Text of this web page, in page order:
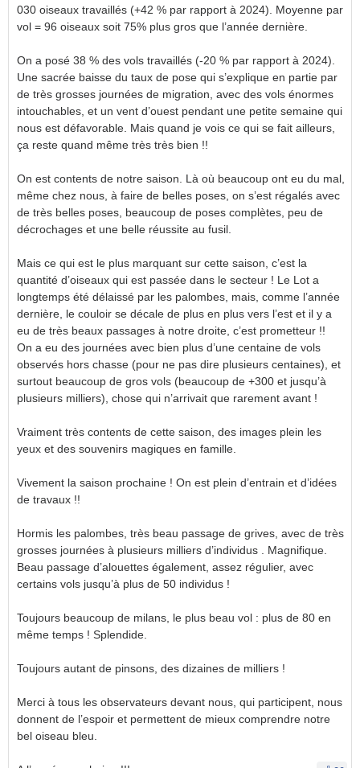
030 oiseaux travaillés (+42 % par rapport à 2024). Moyenne par
vol = 96 oiseaux soit 75% plus gros que l’année dernière.
On a posé 38 % des vols travaillés (-20 % par rapport à 2024).
Une sacrée baisse du taux de pose qui s’explique en partie par
de très grosses journées de migration, avec des vols énormes
intouchables, et un vent d’ouest pendant une petite semaine qui
nous est défavorable. Mais quand je vois ce qui se fait ailleurs,
ça reste quand même très très bien !!
On est contents de notre saison. Là où beaucoup ont eu du mal,
même chez nous, à faire de belles poses, on s’est régalés avec
de très belles poses, beaucoup de poses complètes, peu de
décrochages et une belle réussite au fusil.
Mais ce qui est le plus marquant sur cette saison, c’est la
quantité d’oiseaux qui est passée dans le secteur ! Le Lot a
longtemps été délaissé par les palombes, mais, comme l’année
dernière, le couloir se décale de plus en plus vers l’est et il y a
eu de très beaux passages à notre droite, c’est prometteur !!
On a eu des journées avec bien plus d’une centaine de vols
observés hors chasse (pour ne pas dire plusieurs centaines), et
surtout beaucoup de gros vols (beaucoup de +300 et jusqu’à
plusieurs milliers), chose qui n’arrivait que rarement avant !
Vraiment très contents de cette saison, des images plein les
yeux et des souvenirs magiques en famille.
Vivement la saison prochaine ! On est plein d’entrain et d’idées
de travaux !!
Hormis les palombes, très beau passage de grives, avec de très
grosses journées à plusieurs milliers d’individus . Magnifique.
Beau passage d’alouettes également, assez régulier, avec
certains vols jusqu’à plus de 50 individus !
Toujours beaucoup de milans, le plus beau vol : plus de 80 en
même temps ! Splendide.
Toujours autant de pinsons, des dizaines de milliers !
Merci à tous les observateurs devant nous, qui participent, nous
donnent de l’espoir et permettent de mieux comprendre notre
bel oiseau bleu.